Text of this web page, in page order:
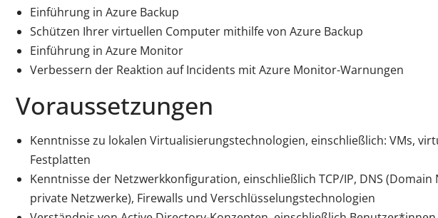
Einführung in Azure Backup
Schützen Ihrer virtuellen Computer mithilfe von Azure Backup
Einführung in Azure Monitor
Verbessern der Reaktion auf Incidents mit Azure Monitor-Warnungen
Voraussetzungen
Kenntnisse zu lokalen Virtualisierungstechnologien, einschließlich: VMs,
Festplatten
Kenntnisse der Netzwerkkonfiguration, einschließlich TCP/IP, DNS (Domain
private Netzwerke), Firewalls und Verschlüsselungstechnologien